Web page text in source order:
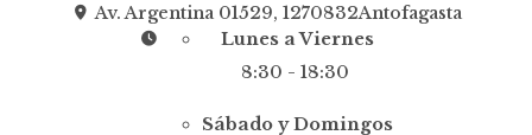
Av. Argentina 01529, 1270832Antofagasta
Lunes a Viernes
8:30 - 18:30
Sábado y Domingos